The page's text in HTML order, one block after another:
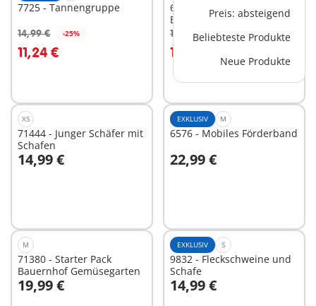
Preis: absteigend
Beliebteste Produkte
Neue Produkte
7725 - Tannengruppe
14,99 € -25%
11,24 €
In den Warenkorb
6536 - Familie beim
Bergwandern
14,99 € -25%
11,24 €
In den Warenkorb
XS
71444 - Junger Schäfer mit
Schafen
14,99 €
In den Warenkorb
EXKLUSIV M
6576 - Mobiles Förderband
22,99 €
In den Warenkorb
M
71380 - Starter Pack
Bauernhof Gemüsegarten
19,99 €
In den Warenkorb
EXKLUSIV S
9832 - Fleckschweine und
Schafe
14,99 €
In den Warenkorb